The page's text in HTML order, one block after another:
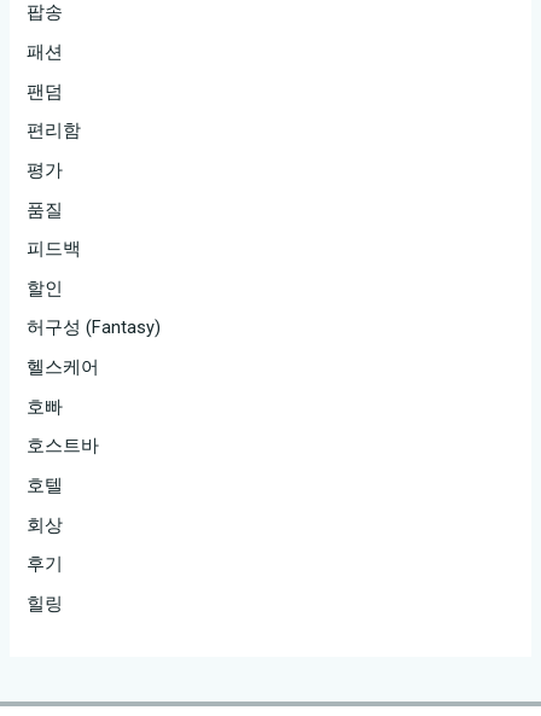
팝송
패션
팬덤
편리함
평가
품질
피드백
할인
허구성 (Fantasy)
헬스케어
호빠
호스트바
호텔
회상
후기
힐링